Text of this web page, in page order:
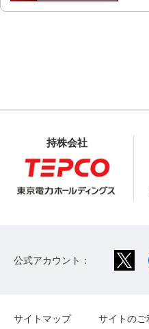
持株会社
公式アカウント：
サイトマップ サイトのご